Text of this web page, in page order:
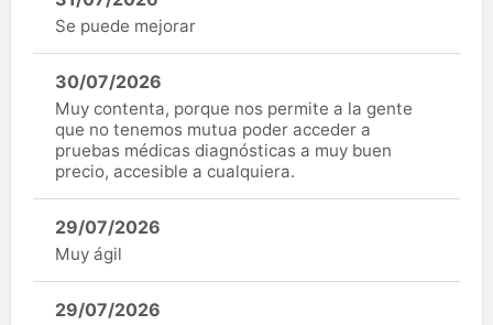
Se puede mejorar
30/07/2026
Muy contenta, porque nos permite a la gente
que no tenemos mutua poder acceder a
pruebas médicas diagnósticas a muy buen
precio, accesible a cualquiera.
29/07/2026
Muy ágil
29/07/2026